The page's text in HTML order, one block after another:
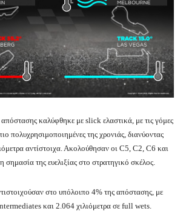
καλύφθηκε με slick ελαστικά, με τις γόμες
πολυχρησιμοποιημένες της χρονιάς, διανύοντας
αντίστοιχα. Ακολούθησαν οι C5, C2, C6 και
σημασία της ευελιξίας στο στρατηγικό σκέλος.
στο υπόλοιπο 4% της απόστασης, με
και 2.064 χιλιόμετρα σε full wets.